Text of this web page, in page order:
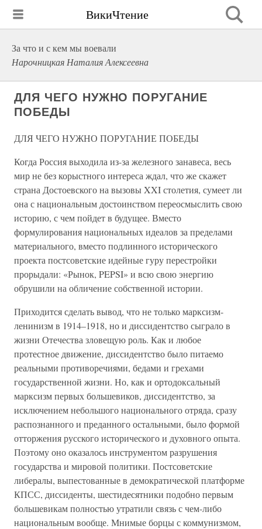
ВикиЧтение
За что и с кем мы воевали
Нарочницкая Наталия Алексеевна
ДЛЯ ЧЕГО НУЖНО ПОРУГАНИЕ
ПОБЕДЫ
ДЛЯ ЧЕГО НУЖНО ПОРУГАНИЕ ПОБЕДЫ
Когда Россия выходила из-за железного занавеса, весь
мир не без корыстного интереса ждал, что же скажет
страна Достоевского на вызовы XXI столетия, сумеет ли
она с национальным достоинством переосмыслить свою
историю, с чем пойдет в будущее. Вместо
формулирования национальных идеалов за пределами
материального, вместо подлинного исторического
проекта постсоветские идейные гуру перестройки
прорыдали: «Рынок, PEPSI» и всю свою энергию
обрушили на обличение собственной истории.
Приходится сделать вывод, что не только марксизм-
ленинизм в 1914–1918, но и диссидентство сыграло в
жизни Отечества зловещую роль. Как и любое
протестное движение, диссидентство было питаемо
реальными противоречиями, бедами и грехами
государственной жизни. Но, как и ортодоксальный
марксизм первых большевиков, диссидентство, за
исключением небольшого национального отряда, сразу
распознанного и преданного остальными, было формой
отторжения русского исторического и духовного опыта.
Поэтому оно оказалось инструментом разрушения
государства и мировой политики. Постсоветские
либералы, выпестованные в демократической платформе
КПСС, диссиденты, шестидесятники подобно первым
большевикам полностью утратили связь с чем-либо
национальным вообще. Мнимые борцы с коммунизмом,